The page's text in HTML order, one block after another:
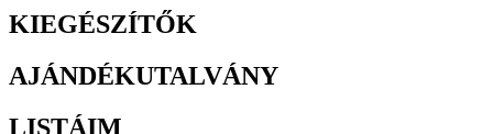
KIEGÉSZÍTŐK
AJÁNDÉKUTALVÁNY
LISTÁIM